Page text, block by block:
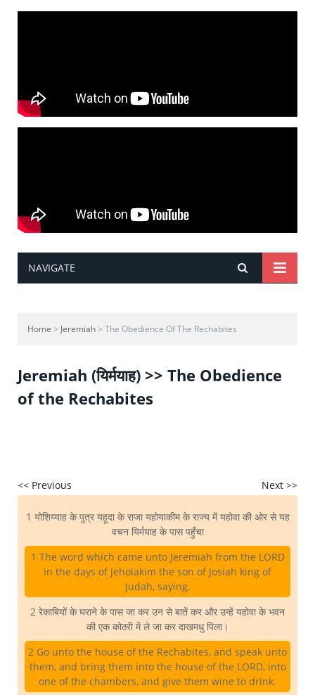
NAVIGATE
Home > Jeremiah> The Obedience Of The Rechabites
Jeremiah (यिर्मयाह) >> The Obedience
of the Rechabites
<< Previous Next >>
1 योशिय्याह के पुत्र यहूदा के राजा यहोयाकीम के राज्य में यहोवा की ओर से यह
वचन यिर्मयाह के पास पहुँचा
1 The word which came unto Jeremiah from the LORD
in the days of Jehoiakim the son of Josiah king of
Judah, saying,
2 रेकाबियों के घराने के पास जा कर उन से बातें कर और उन्हें यहोवा के भवन
की एक कोठरी में ले जा कर दाखमधु पिला।
2 Go unto the house of the Rechabites, and speak unto
them, and bring them into the house of the LORD, into
one of the chambers, and give them wine to drink.